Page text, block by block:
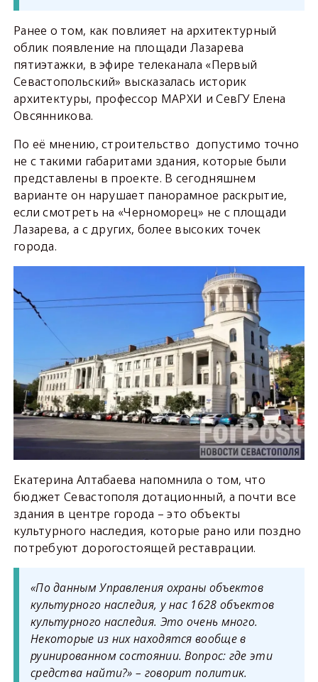
Ранее о том, как повлияет на архитектурный
облик появление на площади Лазарева
пятиэтажки, в эфире телеканала «Первый
Севастопольский» высказалась историк
архитектуры, профессор МАРХИ и СевГУ Елена
Овсянникова.
По её мнению, строительство допустимо точно
не с такими габаритами здания, которые были
представлены в проекте. В сегодняшнем
варианте он нарушает панорамное раскрытие,
если смотреть на «Черноморец» не с площади
Лазарева, а с других, более высоких точек
города.
Екатерина Алтабаева напомнила о том, что
бюджет Севастополя дотационный, а почти все
здания в центре города – это объекты
культурного наследия, которые рано или поздно
потребуют дорогостоящей реставрации.
«По данным Управления охраны объектов
культурного наследия, у нас 1628 объектов
культурного наследия. Это очень много.
Некоторые из них находятся вообще в
руинированном состоянии. Вопрос: где эти
средства найти?» – говорит политик.